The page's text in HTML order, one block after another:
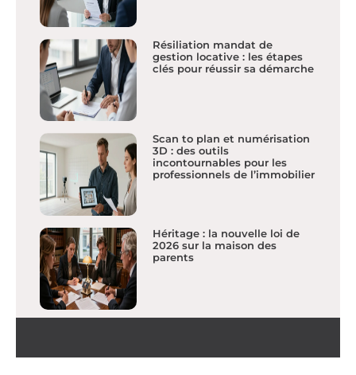
Résiliation mandat de
gestion locative : les étapes
clés pour réussir sa démarche
Scan to plan et numérisation
3D : des outils
incontournables pour les
professionnels de l’immobilier
Héritage : la nouvelle loi de
2026 sur la maison des
parents